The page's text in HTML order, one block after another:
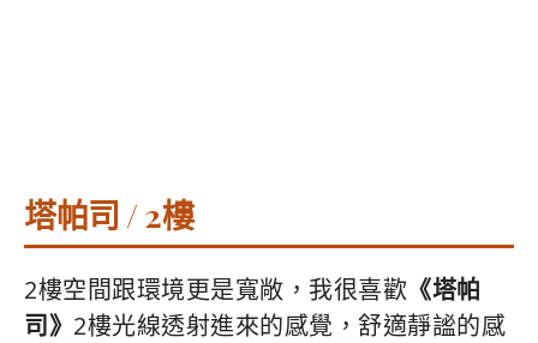
塔帕司 / 2樓
2樓空間跟環境更是寬敞，我很喜歡 《塔帕
司》 2樓光線透射進來的感覺，舒適靜謐的感